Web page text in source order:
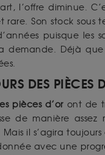
l’offre diminue.
Son stock sous
puisque les
demande. Déjà
DES PIÈCES
pièces d’oront de
de manière
Mais il s’agira
avec une